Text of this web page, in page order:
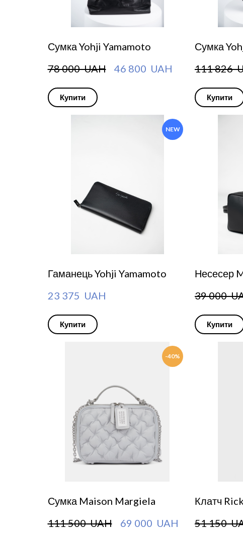
Сумка Yohji Yamamoto
78 000  UAH
46 800  UAH
Купити
Сумка
111 826
Купити
NEW
Гаманець Yohji Yamamoto
23 375  UAH
Купити
Несесер
39 000
Купити
-40%
Сумка Maison Margiela
111 500  UAH
69 000  UAH
Клатч
51 150